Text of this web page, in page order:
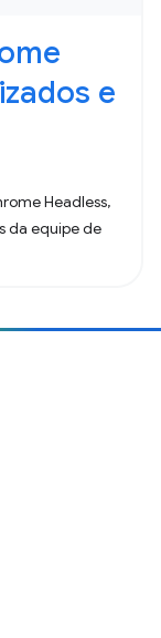
e
Headless,
da equipe de